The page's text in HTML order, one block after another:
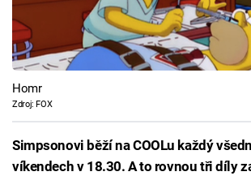
Homr
Zdroj: FOX
Simpsonovi běží na COOLu každý
víkendech v 18.30. A to rovnou tři díly